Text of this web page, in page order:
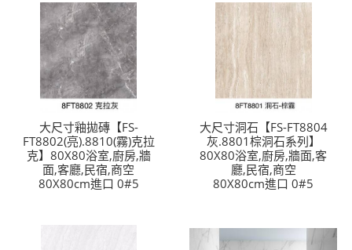
大尺寸釉拋磚【FS-
FT8802(亮).8810(霧)克拉
克】80X80浴室,廚房,牆
面,客廳,民宿,商空
80X80cm進口 0#5
大尺寸洞石【FS-FT8804
灰.8801棕洞石系列】
80X80浴室,廚房,牆面,客
廳,民宿,商空
80X80cm進口 0#5